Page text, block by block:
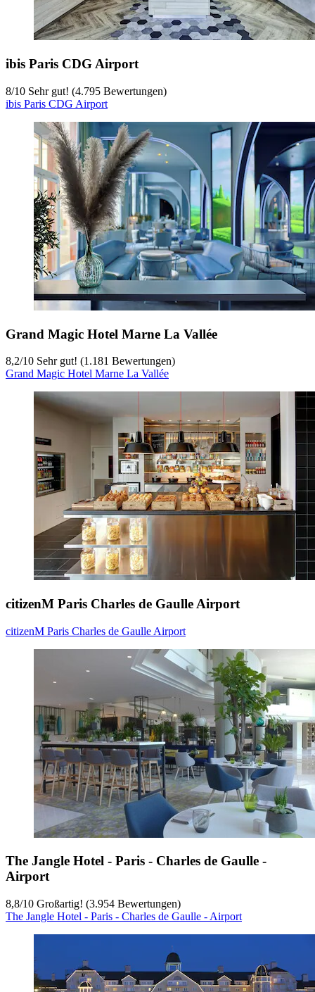
ibis Paris CDG Airport
8/10 Sehr gut! (4.795 Bewertungen)
ibis Paris CDG Airport
Grand Magic Hotel Marne La Vallée
8,2/10 Sehr gut! (1.181 Bewertungen)
Grand Magic Hotel Marne La Vallée
citizenM Paris Charles de Gaulle Airport
citizenM Paris Charles de Gaulle Airport
The Jangle Hotel - Paris - Charles de Gaulle -
Airport
8,8/10 Großartig! (3.954 Bewertungen)
The Jangle Hotel - Paris - Charles de Gaulle - Airport